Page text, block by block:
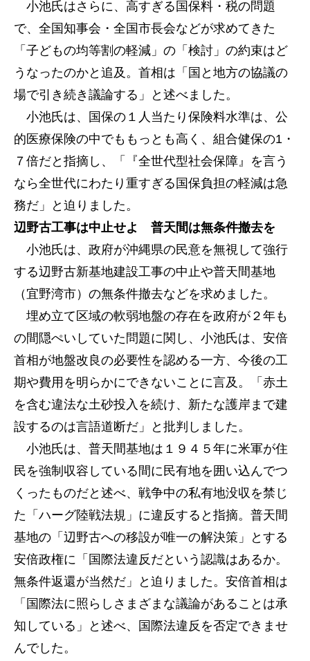
小池氏はさらに、高すぎる国保料・税の問題
で、全国知事会・全国市長会などが求めてきた
「子どもの均等割の軽減」の「検討」の約束はど
うなったのかと追及。首相は「国と地方の協議の
場で引き続き議論する」と述べました。
小池氏は、国保の１人当たり保険料水準は、公
的医療保険の中でももっとも高く、組合健保の1・
７倍だと指摘し、「『全世代型社会保障』を言う
なら全世代にわたり重すぎる国保負担の軽減は急
務だ」と迫りました。
辺野古工事は中止せよ 普天間は無条件撤去を
小池氏は、政府が沖縄県の民意を無視して強行
する辺野古新基地建設工事の中止や普天間基地
（宜野湾市）の無条件撤去などを求めました。
埋め立て区域の軟弱地盤の存在を政府が２年も
の間隠ぺいしていた問題に関し、小池氏は、安倍
首相が地盤改良の必要性を認める一方、今後の工
期や費用を明らかにできないことに言及。「赤土
を含む違法な土砂投入を続け、新たな護岸まで建
設するのは言語道断だ」と批判しました。
小池氏は、普天間基地は１９４５年に米軍が住
民を強制収容している間に民有地を囲い込んでつ
くったものだと述べ、戦争中の私有地没収を禁じ
た「ハーグ陸戦法規」に違反すると指摘。普天間
基地の「辺野古への移設が唯一の解決策」とする
安倍政権に「国際法違反だという認識はあるか。
無条件返還が当然だ」と迫りました。安倍首相は
「国際法に照らしさまざまな議論があることは承
知している」と述べ、国際法違反を否定できませ
んでした。